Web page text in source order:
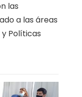
las
a las áreas
Políticas